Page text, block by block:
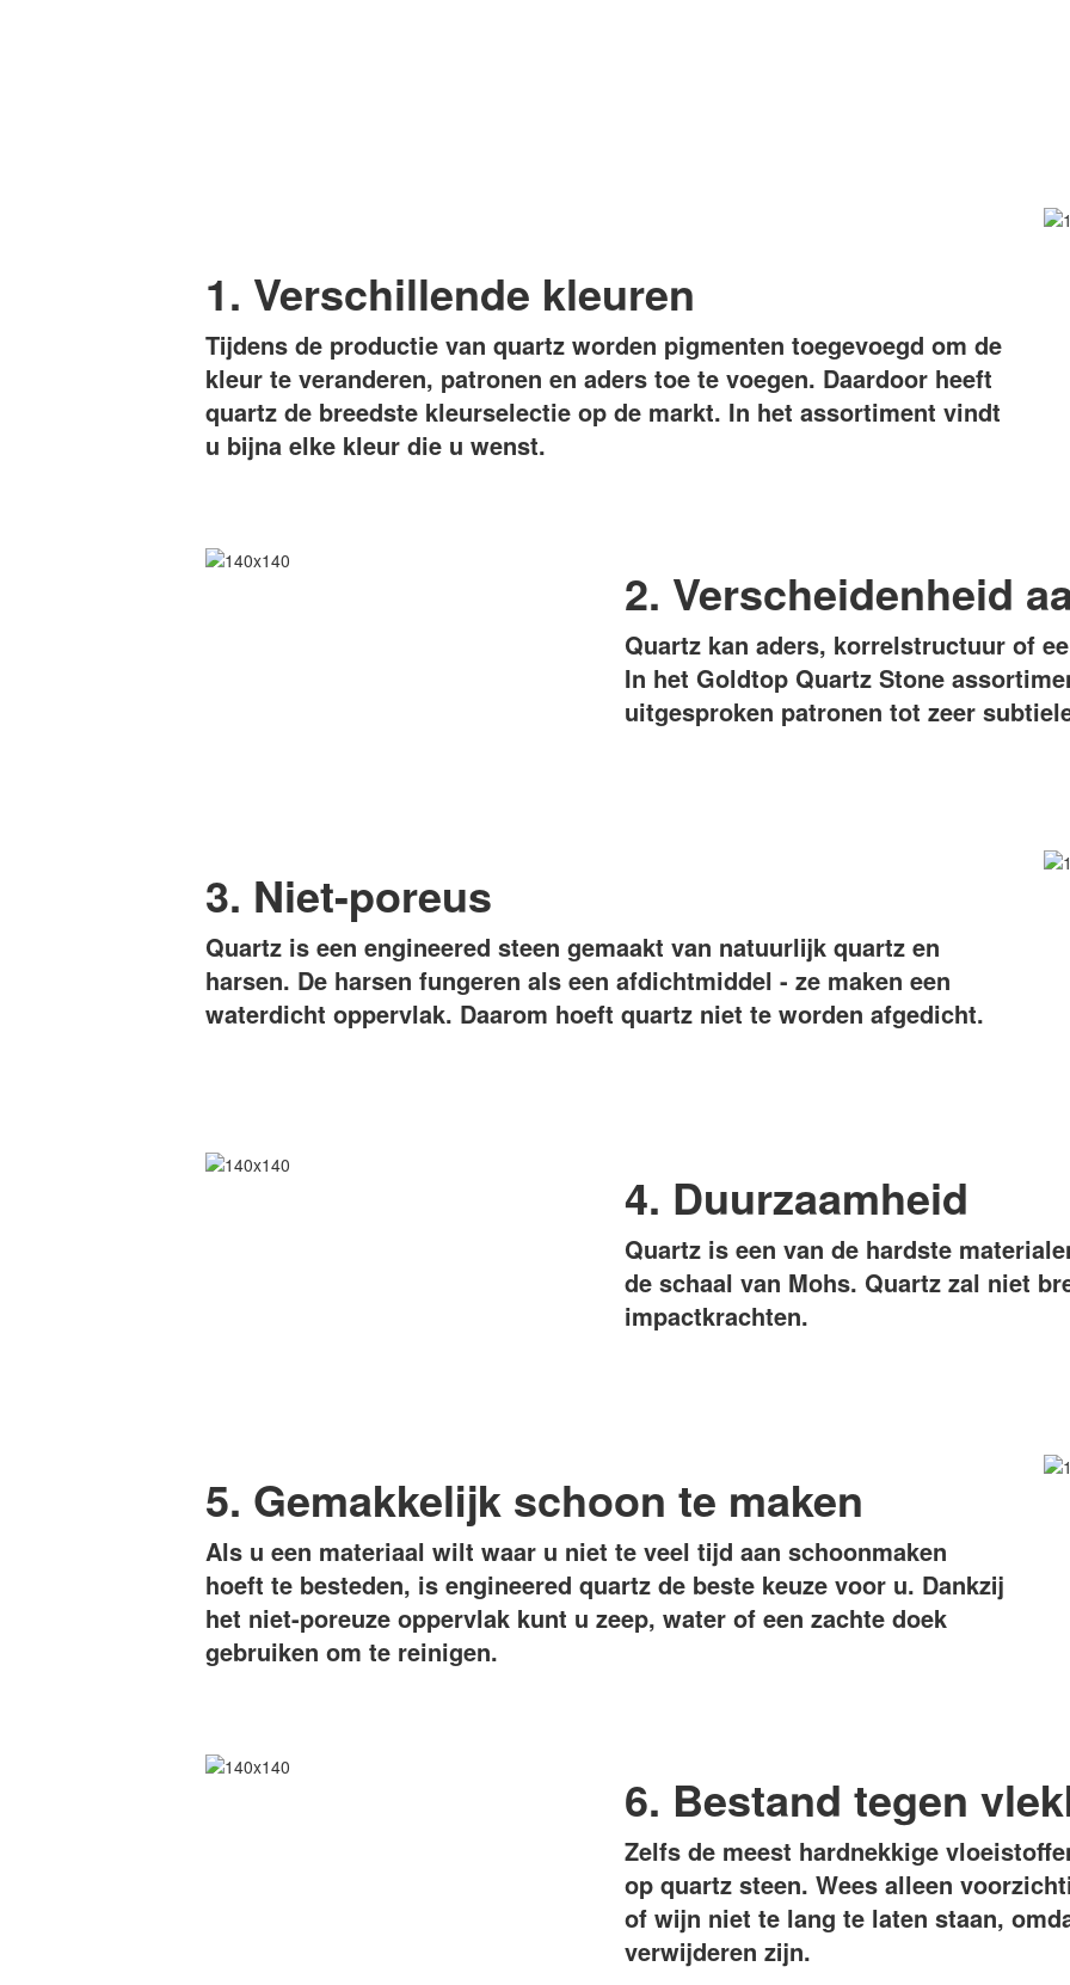
1. Verschillende kleuren
Tijdens de productie van quartz worden pigmenten toegevoegd om de
kleur te veranderen, patronen en aders toe te voegen. Daardoor heeft
quartz de breedste kleurselectie op de markt. In het assortiment vindt
u bijna elke kleur die u wenst.
2. Verscheidenheid
Quartz kan aders, korrelstructuur of
In het Goldtop Quartz Stone
uitgesproken patronen tot zeer
3. Niet-poreus
Quartz is een engineered steen gemaakt van natuurlijk quartz en
harsen. De harsen fungeren als een afdichtmiddel - ze maken een
waterdicht oppervlak. Daarom hoeft quartz niet te worden afgedicht.
4. Duurzaamheid
Quartz is een van de hardste
de schaal van Mohs. Quartz zal niet
impactkrachten.
5. Gemakkelijk schoon te maken
Als u een materiaal wilt waar u niet te veel tijd aan schoonmaken
hoeft te besteden, is engineered quartz de beste keuze voor u. Dankzij
het niet-poreuze oppervlak kunt u zeep, water of een zachte doek
gebruiken om te reinigen.
6. Bestand tegen
Zelfs de meest hardnekkige
op quartz steen. Wees alleen
of wijn niet te lang te laten staan,
verwijderen zijn.